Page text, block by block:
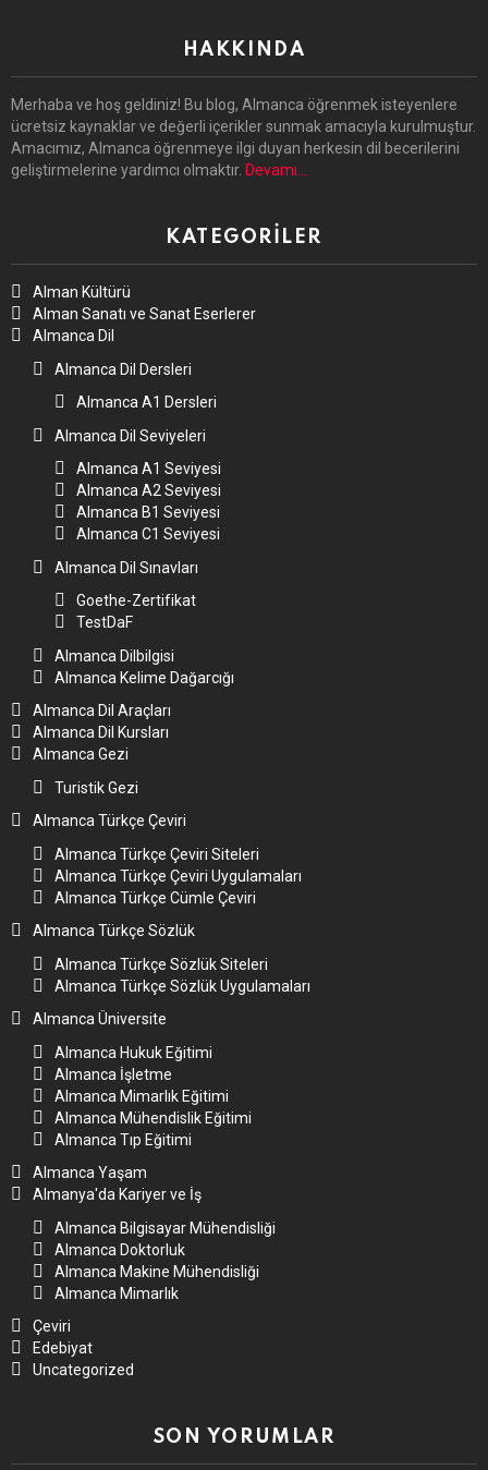
HAKKINDA
Merhaba ve hoş geldiniz! Bu blog, Almanca öğrenmek isteyenlere
ücretsiz kaynaklar ve değerli içerikler sunmak amacıyla kurulmuştur.
Amacımız, Almanca öğrenmeye ilgi duyan herkesin dil becerilerini
geliştirmelerine yardımcı olmaktır. Devamı…
KATEGORILER
Alman Kültürü
Alman Sanatı ve Sanat Eserlerer
Almanca Dil
Almanca Dil Dersleri
Almanca A1 Dersleri
Almanca Dil Seviyeleri
Almanca A1 Seviyesi
Almanca A2 Seviyesi
Almanca B1 Seviyesi
Almanca C1 Seviyesi
Almanca Dil Sınavları
Goethe-Zertifikat
TestDaF
Almanca Dilbilgisi
Almanca Kelime Dağarcığı
Almanca Dil Araçları
Almanca Dil Kursları
Almanca Gezi
Turistik Gezi
Almanca Türkçe Çeviri
Almanca Türkçe Çeviri Siteleri
Almanca Türkçe Çeviri Uygulamaları
Almanca Türkçe Cümle Çeviri
Almanca Türkçe Sözlük
Almanca Türkçe Sözlük Siteleri
Almanca Türkçe Sözlük Uygulamaları
Almanca Üniversite
Almanca Hukuk Eğitimi
Almanca İşletme
Almanca Mimarlık Eğitimi
Almanca Mühendislik Eğitimi
Almanca Tıp Eğitimi
Almanca Yaşam
Almanya'da Kariyer ve İş
Almanca Bilgisayar Mühendisliği
Almanca Doktorluk
Almanca Makine Mühendisliği
Almanca Mimarlık
Çeviri
Edebiyat
Uncategorized
SON YORUMLAR